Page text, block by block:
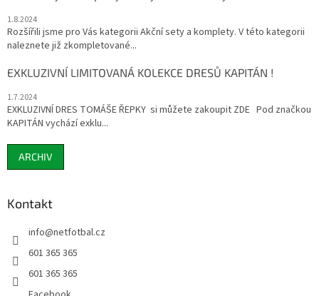
1.8.2024
Rozšířili jsme pro Vás kategorii Akční sety a komplety. V této kategorii
naleznete již zkompletované...
EXKLUZIVNÍ LIMITOVANÁ KOLEKCE DRESŮ KAPITÁN !
1.7.2024
EXKLUZIVNÍ DRES TOMÁŠE ŘEPKY si můžete zakoupit ZDE Pod značkou
KAPITÁN vychází exklu...
ARCHIV
Kontakt
info@netfotbal.cz
601 365 365
601 365 365